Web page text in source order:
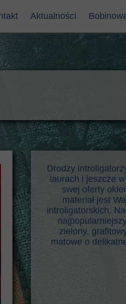
winylowe
papier
adresowe
kontaktowy
Aktualności
Drodzy
laurach i jeszcze
swej oferty
materiał jest
introligatorskich.
zielony,
matowe o